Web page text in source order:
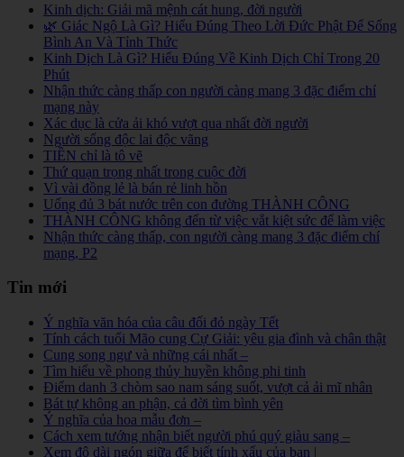
Kinh dịch: Giải mã mệnh cát hung, đời người
🌿 Giác Ngộ Là Gì? Hiểu Đúng Theo Lời Đức Phật Để Sống
Bình An Và Tỉnh Thức
Kinh Dịch Là Gì? Hiểu Đúng Về Kinh Dịch Chỉ Trong 20
Phút
Nhận thức càng thấp con người càng mang 3 đặc điểm chí
mạng này
Xác dục là cửa ải khó vượt qua nhất đời người
Người sống độc lai độc vãng
TIỀN chỉ là tô vẽ
Thứ quạn trọng nhất trong cuộc đời
Vì vài đồng lẻ là bán rẻ linh hồn
Uống đủ 3 bát nước trên con đường THÀNH CÔNG
THÀNH CÔNG không đến từ việc vắt kiệt sức để làm việc
Nhận thức càng thấp, con người càng mang 3 đặc điểm chí
mạng, P2
Tin mới
Ý nghĩa văn hóa của câu đối đỏ ngày Tết
Tính cách tuổi Mão cung Cự Giải: yêu gia đình và chân thật
Cung song ngư và những cái nhất –
Tìm hiểu về phong thủy huyền không phi tinh
Điểm danh 3 chòm sao nam sáng suốt, vượt cả ải mĩ nhân
Bát tự không an phận, cả đời tìm bình yên
Ý nghĩa của hoa mẫu đơn –
Cách xem tướng nhận biết người phú quý giàu sang –
Xem độ dài ngón giữa để biết tính xấu của bạn |